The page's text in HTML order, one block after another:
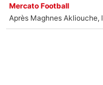
Mercato Football